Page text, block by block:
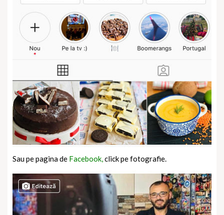
Sau pe pagina de Facebook,click pe fotografie.